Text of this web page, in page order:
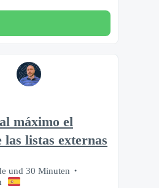
máximo el
las listas externas
und 30 Minuten